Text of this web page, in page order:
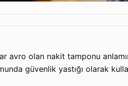
avro olan nakit tamponu
güvenlik yastığı olarak